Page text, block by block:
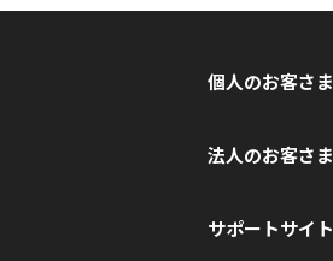
個人のお客さま
法人のお客さま
サポートサイト